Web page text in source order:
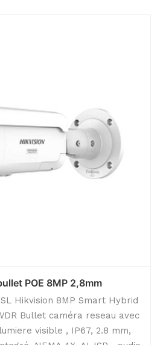
POE 8MP 2,8mm
SL Hikvision 8MP Smart Hybrid
Bullet caméra reseau avec
visible , IP67, 2.8 mm,